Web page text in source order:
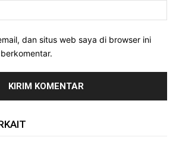
dan situs web saya di browser ini